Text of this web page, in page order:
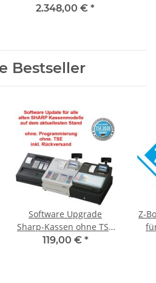
2.348,00 € *
Bestseller
Software Upgrade
Sharp-Kassen ohne TSE
Chip mit aktuelle
119,00 € *
Z-